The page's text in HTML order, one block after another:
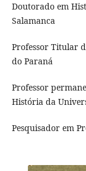
Doutorado em
Salamanca
Professor Titular
do Paraná
Professor
História da
Pesquisador em